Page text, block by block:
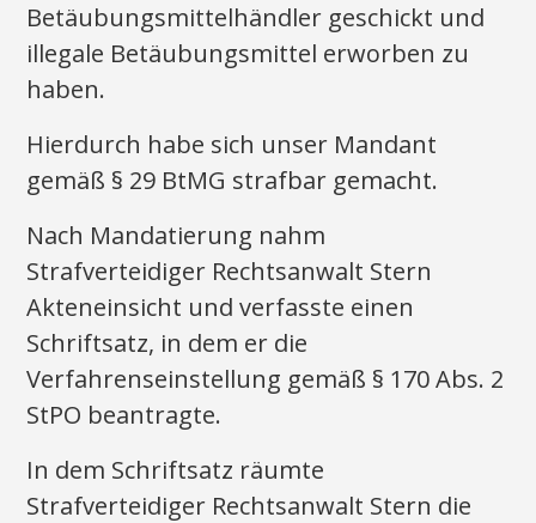
Betäubungsmittelhändler geschickt und
illegale Betäubungsmittel erworben zu
haben.
Hierdurch habe sich unser Mandant
gemäß § 29 BtMG strafbar gemacht.
Nach Mandatierung nahm
Strafverteidiger Rechtsanwalt Stern
Akteneinsicht und verfasste einen
Schriftsatz, in dem er die
Verfahrenseinstellung gemäß § 170 Abs. 2
StPO beantragte.
In dem Schriftsatz räumte
Strafverteidiger Rechtsanwalt Stern die